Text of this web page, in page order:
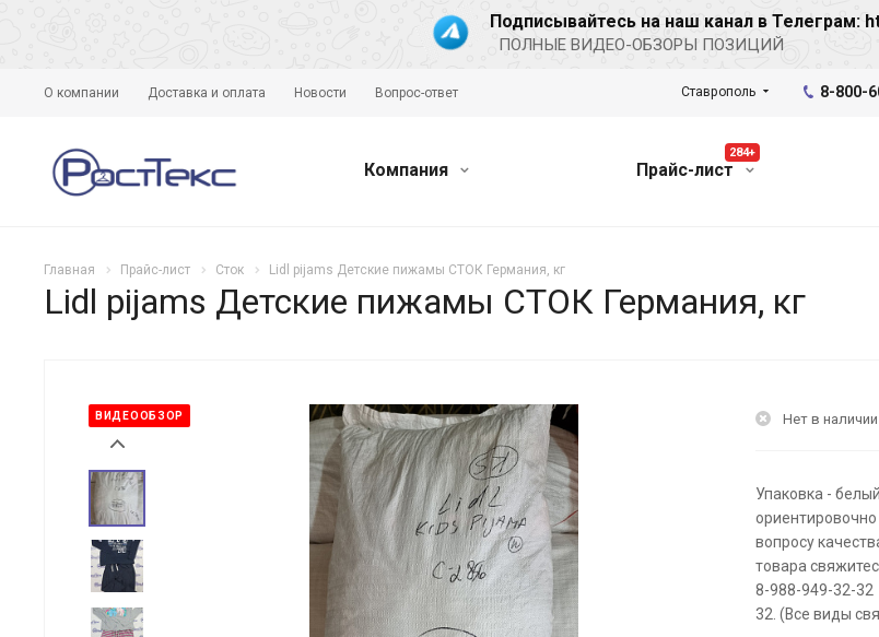
Подписывайтесь на наш канал в Телеграм:
ПОЛНЫЕ ВИДЕО-ОБЗОРЫ ПОЗИЦИЙ
О компании Доставка и оплата Новости Вопрос-ответ 8-800-
Ставрополь
Компания Прайс-лист
284+
Главная Прайс-лист Сток Lidl pijams Детские пижамы СТОК Германия, кг
Lidl pijams Детские пижамы СТОК Германия, кг
ВИДЕООБЗОР Нет в наличии
Упаковка -
ориентировочно
вопросу
товара
8-988-949-32-32
32. (Все виды